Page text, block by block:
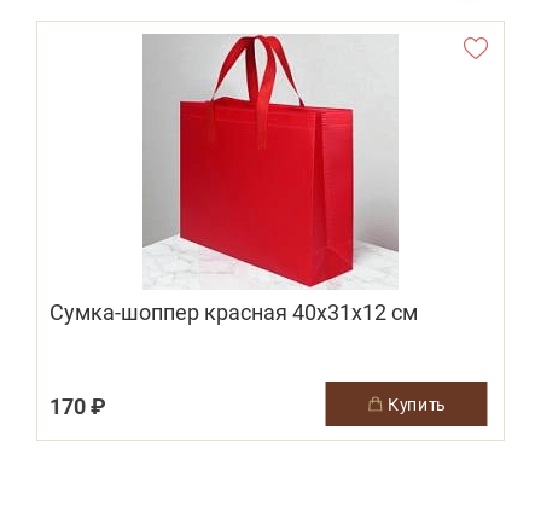
Сумка-шоппер красная 40х31х12 см
170 ₽ купить